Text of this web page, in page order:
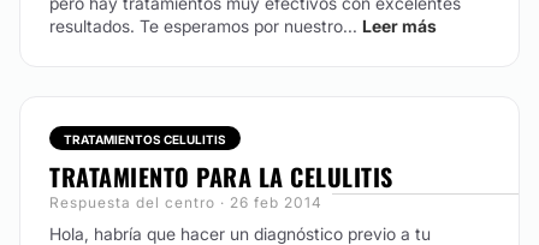
resultados. Te esperamos por nuestro... Leer más
TRATAMIENTOS CELULITIS
TRATAMIENTO PARA LA CELULITIS
Respuesta del centro · 26 feb 2014
Hola, habría que hacer un diagnóstico previo a tu